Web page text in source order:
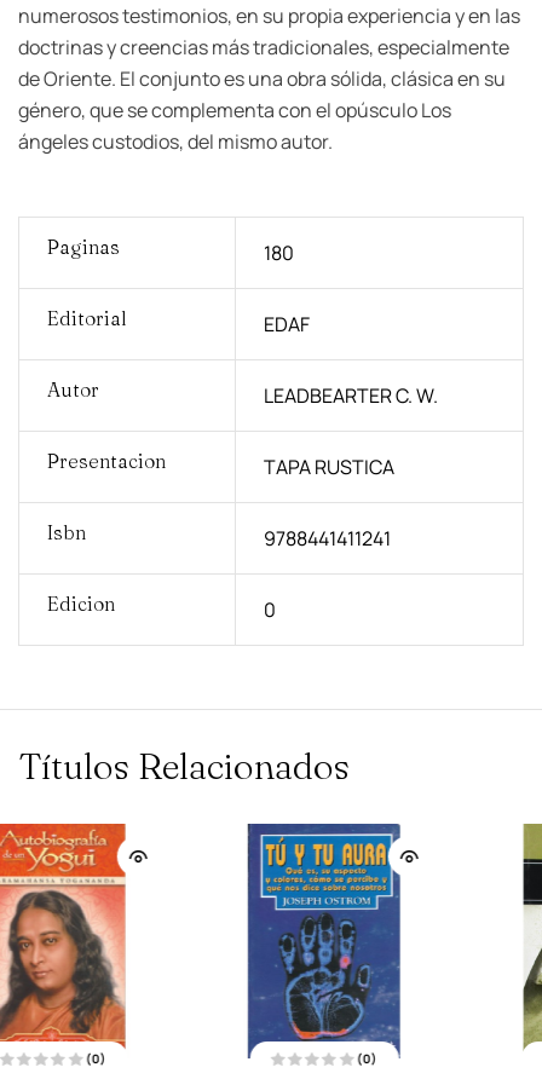
numerosos testimonios, en su propia experiencia y en las
doctrinas y creencias más tradicionales, especialmente
de Oriente. El conjunto es una obra sólida, clásica en su
género, que se complementa con el opúsculo Los
ángeles custodios, del mismo autor.
Paginas 180
Editorial EDAF
Autor LEADBEARTER C. W.
Presentacion TAPA RUSTICA
Isbn 9788441411241
Edicion 0
Títulos Relacionados